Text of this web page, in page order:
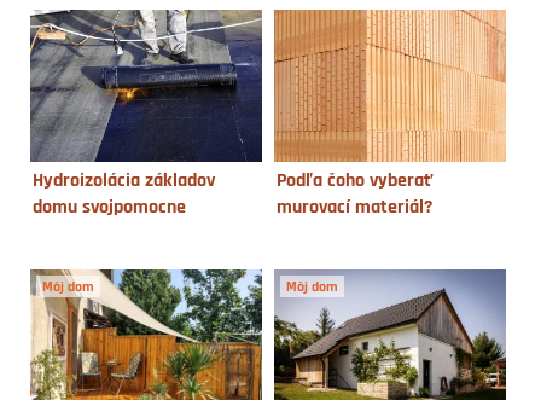
Hydroizolácia základov
domu svojpomocne
Podľa čoho vyberať
murovací materiál?
Môj dom Môj dom